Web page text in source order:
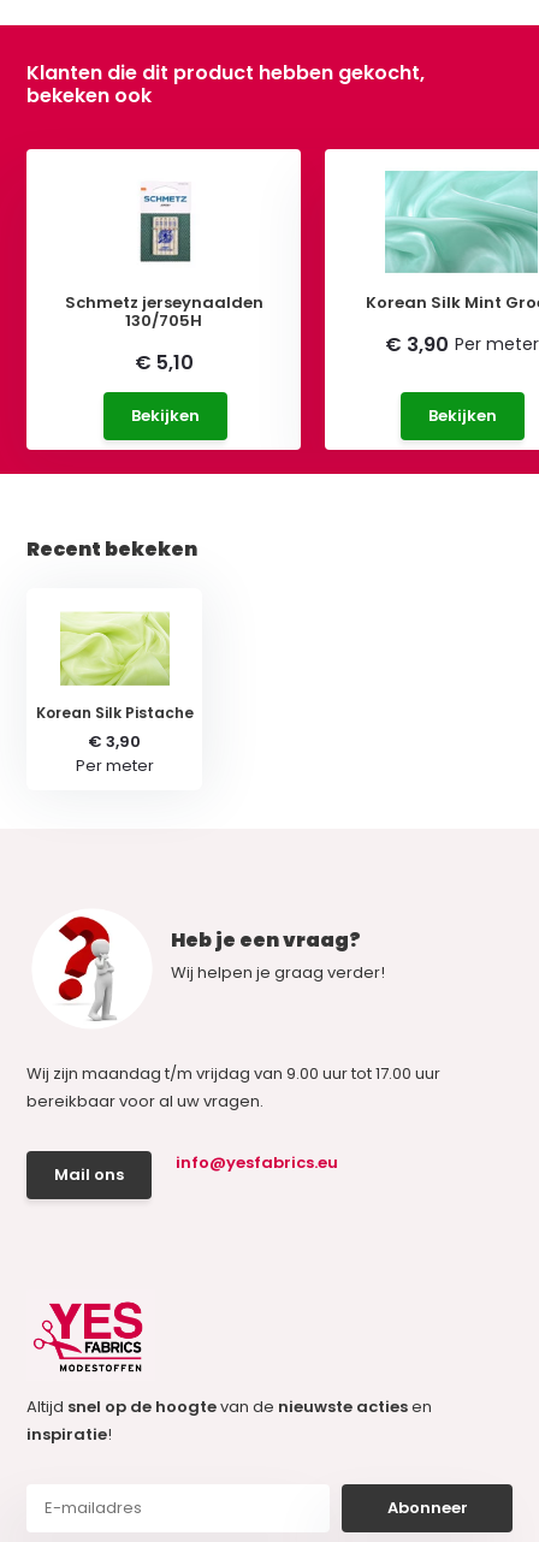
Klanten die dit product hebben gekocht,
bekeken ook
Schmetz jerseynaalden
130/705H
€ 5,10
Bekijken
Korean Silk Mint
€ 3,90 Per meter
Bekijken
Recent bekeken
Korean Silk Pistache
€ 3,90
Per meter
Heb je een vraag?
Wij helpen je graag verder!
Wij zijn maandag t/m vrijdag van 9.00 uur tot 17.00 uur
bereikbaar voor al uw vragen.
Mail ons
info@yesfabrics.eu
Altijd snel op de hoogtevan de nieuwste actiesen
inspiratie!
Abonneer